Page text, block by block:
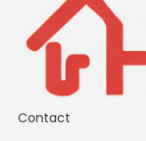
Contact